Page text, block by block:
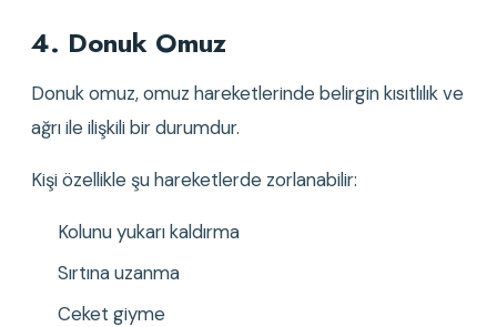
4. Donuk Omuz
Donuk omuz, omuz hareketlerinde belirgin kısıtlılık ve
ağrı ile ilişkili bir durumdur.
Kişi özellikle şu hareketlerde zorlanabilir:
Kolunu yukarı kaldırma
Sırtına uzanma
Ceket giyme